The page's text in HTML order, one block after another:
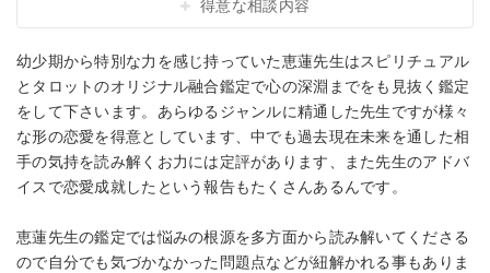
得意な相談内容
幼少期から特別な力を感じ持っていた恵蓮先生はスピリチュアル
とタロットのオリジナル融合鑑定で心の深淵までをも見抜く鑑定
をして下さいます。あらゆるジャンルに精通した先生ですが様々
な形の恋愛を得意としています、中でも過去現在未来を通した相
手の気持を読み解くお力には定評があります、また先生のアドバ
イスで恋愛成就したという報告もたくさんあるんです。
恵蓮先生の鑑定では悩みの根源を多方面から読み解いてくださる
ので自分でも気づかなかった問題点などが紐解かれる事もありま